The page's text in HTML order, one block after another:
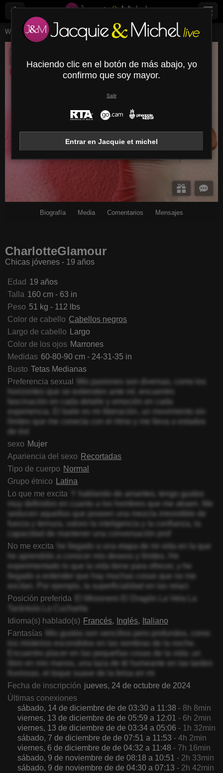
Webcams en vivo Chicas jóvenes Charlotteglamour
Desconectado
Biografía Media Comentarios Mensajes
CharlotteGlamour
Chicas jóvenes - 19 años
Edad 19 años
Talla 160 cm - 63 in
Peso 51 kg - 112 lbs
Color de cabello Cabellos negros
Largo de cabello Largo
Color de los ojos Marrones
Medidas 60-80-90 cm - 24-31-35 in
Busto Tetas Medianas
Preferencia sexual
Mis pasiones son diversas, como los
horizontes que se extienden ante mí. encuentro
fascinación en cada detalle y emoción en cada
experiencia. El baile es mi liberación, un movimiento sin
límites que me conecta con el ritmo y me lleva a estados
de éxt
sexo Mujer
Apariencia del sexo Recortadas
Tipo de cuerpo Normal
Grupo étnico Latina
Lo que me excita
Y hablando de amantes, tengo gustos
muy definidos en cuanto a los hombres que me atraen. Me
seducen aquellos que poseen una mezcla irresistible de
fuerza y ternura, valoro la inteligencia y la confianza, la
capacidad de mantener una conversación prof
No me excita
he llegado a una etapa de mi vida en la que
he aprendido a conocer mis deseos y límites. He
experimentado lo que la vida tiene para ofrecer, y he
llegado a entender que hay muchas cosas que no me
excitan. Por ejemplo, la superficialidad en las relaci
Posición preferida
El Misionero El Dragón La Vela La
Tarántula La Cucharita
Idioma(s) hablado(s) Francés Inglés
Italiano
Fantasías
Mis gustos son sencillos pero profundos, como
los misterios escondidos en las sombras de la noche.
Encuentro placer en las pequeñas cosas de la vida: un
libro en mis manos, una taza de té humeante en las tardes
lluviosas, el toque suave de la brisa en mi
Fecha de inscripción jueves, 24 de octubre de 2024
Últimas conexiones
sábado, 14 de diciembre de de 03:30 a 11:38 - 8h 8min
viernes, 13 de diciembre de de 05:59 a 12:01 - 6h 2min
viernes, 13 de diciembre de de 03:34 a 05:06 - 1h 32min
sábado, 7 de diciembre de de 07:51 a 11:53 - 4h 2min
viernes, 6 de diciembre de de 04:32 a 11:48 - 7h 16min
sábado, 9 de noviembre de de 08:18 a 10:51 - 2h 33min
sábado, 9 de noviembre de de 04:30 a 07:13 - 2h 42min
Haciendo clic en el botón de más abajo, yo
confirmo que soy mayor.
Salir
Entrar en Jacquie et michel